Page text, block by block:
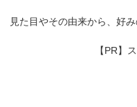
見た目やその由来から、好
【PR】